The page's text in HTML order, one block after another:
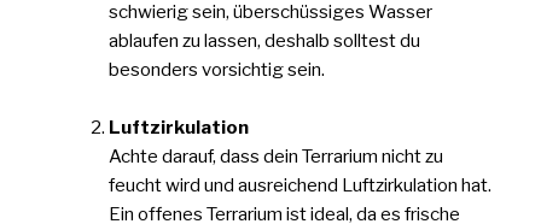
schwierig sein, überschüssiges Wasser
ablaufen zu lassen, deshalb solltest du
besonders vorsichtig sein.
Luftzirkulation
Achte darauf, dass dein Terrarium nicht zu
feucht wird und ausreichend Luftzirkulation hat.
Ein offenes Terrarium ist ideal, da es frische